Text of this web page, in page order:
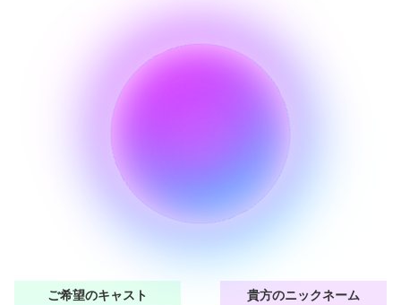
ご希望のキャスト 貴方のニックネーム